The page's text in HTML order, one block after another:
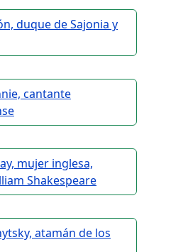
duque de Sajonia y
cantante
mujer inglesa,
Shakespeare
atamán de los